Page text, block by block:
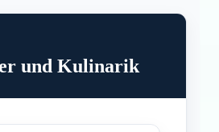
und Kulinarik